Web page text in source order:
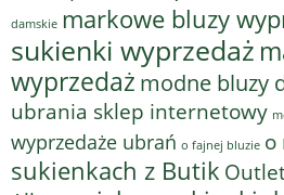
damskie markowe bluzy
sukienki wyprzedaż
wyprzedaż modne bluzy
ubrania sklep internetowy
wyprzedaże ubrań o fajnej bluzie o
sukienkach z Butik